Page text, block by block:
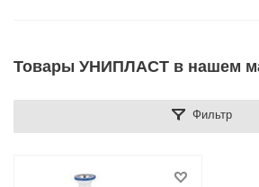
Товары УНИПЛАСТ в нашем
Фильтр